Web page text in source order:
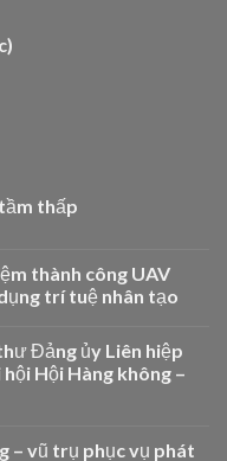
thấp
thành công UAV
trí tuệ nhân tạo
Đảng ủy Liên hiệp
Hội Hàng không –
– vũ trụ phục vụ phát